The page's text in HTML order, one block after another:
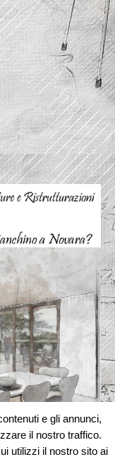
e gli annunci,
il nostro traffico.
utilizzi il nostro sito ai